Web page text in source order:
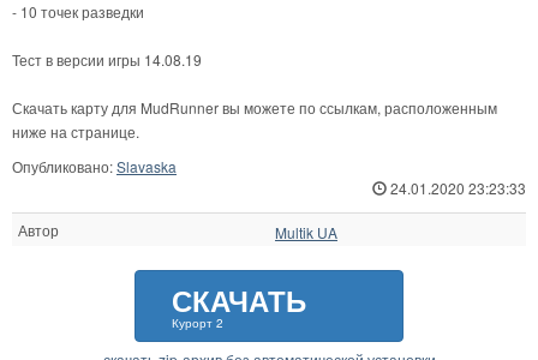
- 10 точек разведки
Тест в версии игры 14.08.19
Скачать карту для MudRunner вы можете по ссылкам, расположенным
ниже на странице.
Опубликовано:Slavaska
24.01.2020 23:23:33
Автор Multik UA
СКАЧАТЬ
Курорт 2